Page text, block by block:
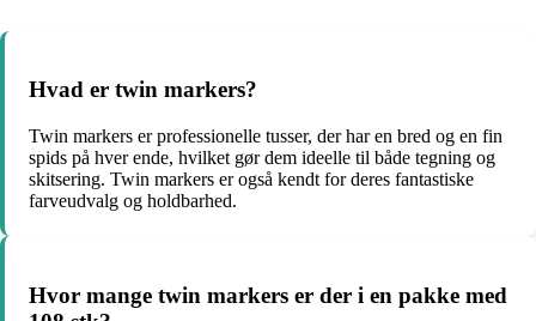
Hvad er twin markers?
Twin markers er professionelle tusser, der har en bred og en fin
spids på hver ende, hvilket gør dem ideelle til både tegning og
skitsering. Twin markers er også kendt for deres fantastiske
farveudvalg og holdbarhed.
Hvor mange twin markers er der i en pakke med